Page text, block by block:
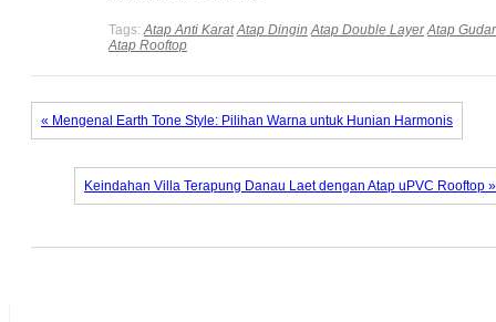
Tags: Atap Anti Karat Atap Dingin Atap Double Layer Atap
Atap Rooftop
« Mengenal Earth Tone Style: Pilihan Warna untuk Hunian Harmonis
Keindahan Villa Terapung Danau Laet dengan Atap uPVC Rooftop »